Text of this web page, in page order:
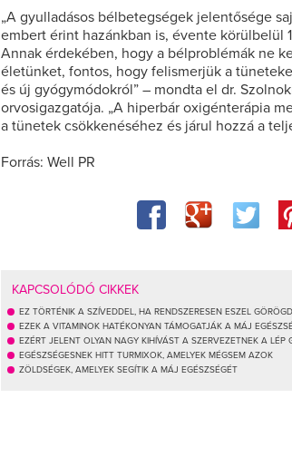
„A gyulladásos bélbetegségek jelentősége
embert érint hazánkban is, évente körülbelül
Annak érdekében, hogy a bélproblémák ne
életünket, fontos, hogy felismerjük a
és új gyógymódokról” – mondta el dr.
orvosigazgatója. „A hiperbár oxigénterápia
a tünetek csökkenéséhez és járul hozzá a
Forrás: Well PR
KAPCSOLÓDÓ CIKKEK
EZ TÖRTÉNIK A SZÍVEDDEL, HA RENDSZERESEN ESZEL
EZEK A VITAMINOK HATÉKONYAN TÁMOGATJÁK A MÁJ
EZÉRT JELENT OLYAN NAGY KIHÍVÁST A SZERVEZETNEK A LÉP
EGÉSZSÉGESNEK HITT TURMIXOK, AMELYEK MÉGSEM AZOK
ZÖLDSÉGEK, AMELYEK SEGÍTIK A MÁJ EGÉSZSÉGÉT